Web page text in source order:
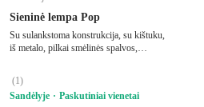
Sieninė lempa Pop
Su sulankstoma konstrukcija, su kištuku,
iš metalo, pilkai smėlinės spalvos,
(1)
Sandėlyje
Paskutiniai vienetai